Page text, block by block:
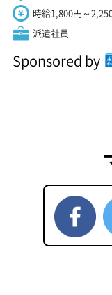
時給1,800円～
派遣社員
Sponsored by